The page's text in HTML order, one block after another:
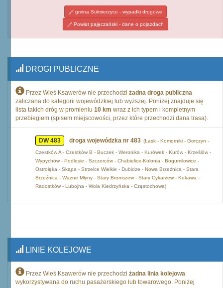
gmina Sulmierzyce - wypadki drogowe
Powiat pajęczański - dane o pojazdach
DROGI PUBLICZNE
Przez Wieś Ksawerów nie przechodzi żadna droga publiczna
zaliczana do kategorii wojewódzkiej lub wyższej. Poniżej znajduje się
lista takich dróg w promieniu 10 km wraz z ich typem i kompletnym
przebiegiem (spisem miejscowości, przez które przechodzi dana trasa).
DW 483 droga wojewódzka nr 483 (Łask - Komorniki - Gorczyn -
Czestków A - Czestków B - Buczek - Weronika - Kurówek - Kurów - Krześlów -
Wypychów - Podlesie - Szczerców - Chabielice-Kolonia - Bogumiłowice -
Ostrołęka - Skąpa - Strzelce Wielkie - Dubidze - Nowa Brzeźnica - Stara
Brzeźnica - Ważne Młyny - Stary Broniszew - Stary Cykarzew - Kokawa -
Radostków - Lubojna - Wola Kiedrzyńska - Częstochowa)
LINIE KOLEJOWE
Przez Wieś Ksawerów nie przechodzi żadna linia kolejowa
wykorzystywana do ruchu pasażerskiego lub towarowego. Poniżej